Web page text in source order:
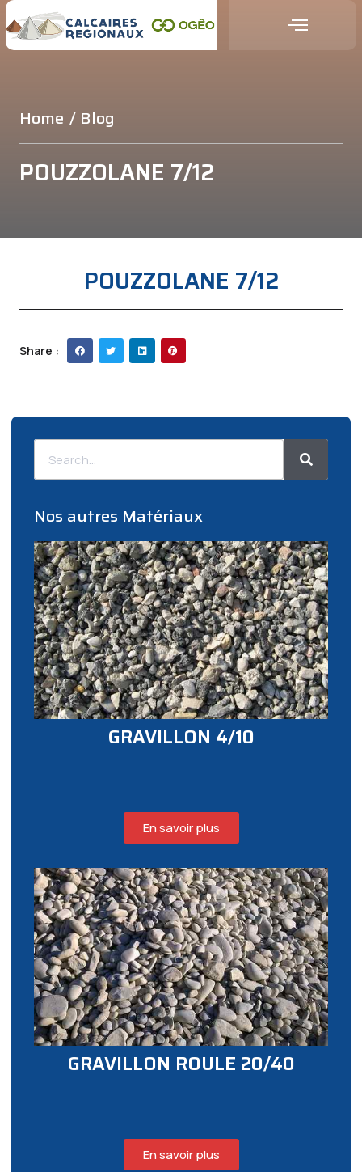
Home / Blog
POUZZOLANE 7/12
POUZZOLANE 7/12
Share :
Nos autres Matériaux
GRAVILLON 4/10
En savoir plus
GRAVILLON ROULE 20/40
En savoir plus